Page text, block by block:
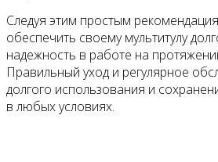
Следуя этим простым
обеспечить своему мультитулу
надежность в работе на
Правильный уход и регулярное
долгого использования и
в любых условиях.